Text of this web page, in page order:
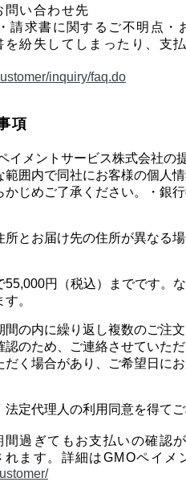
い合わせ先
請求書に関するご不明点
を紛失してしまったり、支
inquiry/faq.do
項
イメントサービス株式会社
範囲内で同社にお客様の個人
じめご了承ください。・銀
とお届け先の住所が異なる
55,000円（税込）までです。
。
の内に繰り返し複数のご注
認のため、ご連絡させていた
だく場合があり、ご希望日に
定代理人の利用同意を得てご
過ぎてもお支払いの確認
ます。詳細はGMOペイメ